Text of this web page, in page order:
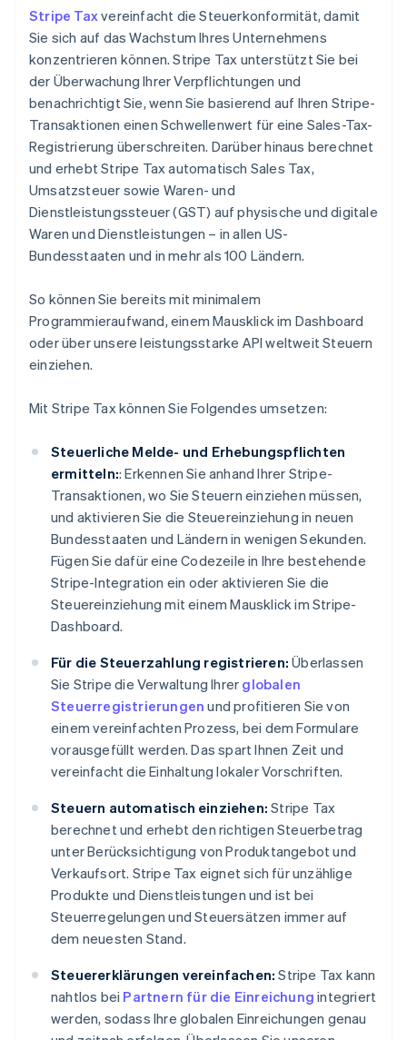
Stripe Taxvereinfacht die Steuerkonformität, damit
Sie sich auf das Wachstum Ihres Unternehmens
konzentrieren können. Stripe Tax unterstützt Sie bei
der Überwachung Ihrer Verpflichtungen und
benachrichtigt Sie, wenn Sie basierend auf Ihren Stripe-
Transaktionen einen Schwellenwert für eine Sales-Tax-
Registrierung überschreiten. Darüber hinaus berechnet
und erhebt Stripe Tax automatisch Sales Tax,
Umsatzsteuer sowie Waren- und
Dienstleistungssteuer (GST) auf physische und digitale
Waren und Dienstleistungen – in allen US-
Bundesstaaten und in mehr als 100 Ländern.
So können Sie bereits mit minimalem
Programmieraufwand, einem Mausklick im Dashboard
oder über unsere leistungsstarke API weltweit Steuern
einziehen.
Mit Stripe Tax können Sie Folgendes umsetzen:
Steuerliche Melde- und Erhebungspflichten
ermitteln:: Erkennen Sie anhand Ihrer Stripe-
Transaktionen, wo Sie Steuern einziehen müssen,
und aktivieren Sie die Steuereinziehung in neuen
Bundesstaaten und Ländern in wenigen Sekunden.
Fügen Sie dafür eine Codezeile in Ihre bestehende
Stripe-Integration ein oder aktivieren Sie die
Steuereinziehung mit einem Mausklick im Stripe-
Dashboard.
Für die Steuerzahlung registrieren: Überlassen
Sie Stripe die Verwaltung Ihrer globalen
Steuerregistrierungen und profitieren Sie von
einem vereinfachten Prozess, bei dem Formulare
vorausgefüllt werden. Das spart Ihnen Zeit und
vereinfacht die Einhaltung lokaler Vorschriften.
Steuern automatisch einziehen: Stripe Tax
berechnet und erhebt den richtigen Steuerbetrag
unter Berücksichtigung von Produktangebot und
Verkaufsort. Stripe Tax eignet sich für unzählige
Produkte und Dienstleistungen und ist bei
Steuerregelungen und Steuersätzen immer auf
dem neuesten Stand.
Steuererklärungen vereinfachen: Stripe Tax kann
nahtlos bei Partnern für die Einreichung integriert
werden, sodass Ihre globalen Einreichungen genau